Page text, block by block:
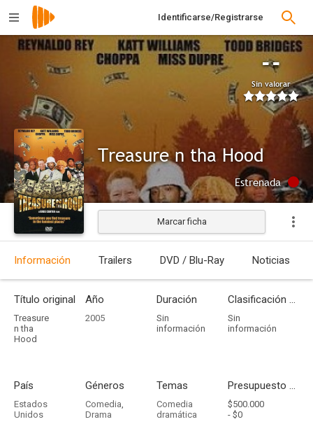
Identificarse/Registrarse
--
Sin valorar
Treasure n tha Hood
Estrenada
Marcar ficha
Información Trailers DVD / Blu-Ray Noticias
Título original
Treasure
n tha
Hood
Año
2005
Duración
Sin
información
Clasificación por edades
Sin
información
País
Estados
Unidos
Géneros
Comedia,
Drama
Temas
Comedia
dramática
Presupuesto - Ingresos
$500.000
- $0